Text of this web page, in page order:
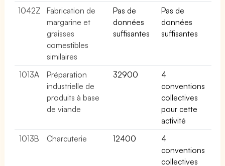
1042Z
Fabrication de
margarine et
graisses
comestibles
similaires
Pas de
données
suffisantes
Pas de
données
suffisantes
1013A
Préparation
industrielle de
produits à base
de viande
32900
4
conventions
collectives
pour cette
activité
1013B
Charcuterie 12400
4
conventions
collectives